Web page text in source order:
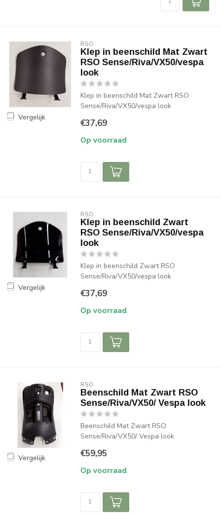
Vergelijk
RSO
Klep in beenschild Mat Zwart
RSO Sense/Riva/VX50/vespa
look
Klep in beenschild Mat Zwart RSO
Sense/Riva/VX50/vespa look
€37,69
Op voorraad
Vergelijk
RSO
Klep in beenschild Zwart
RSO Sense/Riva/VX50/vespa
look
Klep in beenschild Zwart RSO
Sense/Riva/VX50/vespa look
€37,69
Op voorraad
Vergelijk
RSO
Beenschild Mat Zwart RSO
Sense/Riva/VX50/ Vespa look
Beenschild Mat Zwart RSO
Sense/Riva/VX50/ Vespa look
€59,95
Op voorraad